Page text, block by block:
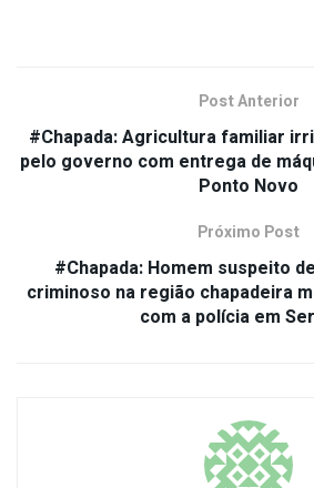
Post Anterior
#Chapada: Agricultura familiar
pelo governo com entrega de
Ponto Novo
Próximo Post
#Chapada: Homem suspeito
criminoso na região chapadeira
com a polícia em